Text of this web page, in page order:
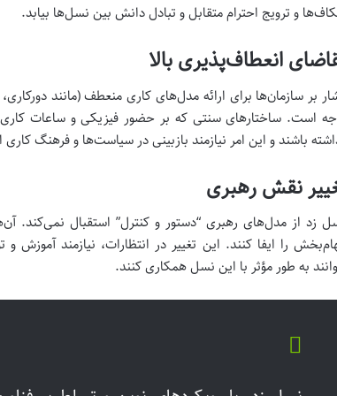
و ترویج احترام متقابل و تبادل دانش بین نسل‌ها بیابد.
انعطاف‌پذیری بالا
بر سازمان‌ها برای ارائه مدل‌های کاری منعطف (مانند
است. ساختارهای سنتی که بر حضور فیزیکی و ساعات کاری
باشند و این امر نیازمند بازبینی در سیاست‌ها و فرهنگ
نقش رهبری
زد از مدل‌های رهبری “دستور و کنترل” استقبال نمی‌کند.
را ایفا کنند. این تغییر در انتظارات، نیازمند
به طور مؤثر با این نسل همکاری کنند.